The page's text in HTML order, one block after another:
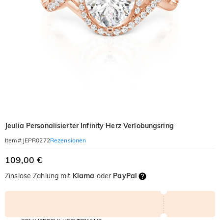
Jeulia Personalisierter Infinity Herz Verlobungsring
Item#: JEPR0272Rezensionen
109,00 €
Zinslose Zahlung mit Klarna oder PayPal